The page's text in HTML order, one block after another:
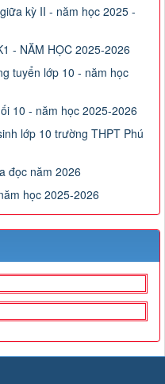
kỳ II - năm học 2025 -
- NĂM HỌC 2025-2026
tuyển lớp 10 - năm học
10 - năm học 2025-2026
lớp 10 trường THPT Phú
đọc năm 2026
học 2025-2026